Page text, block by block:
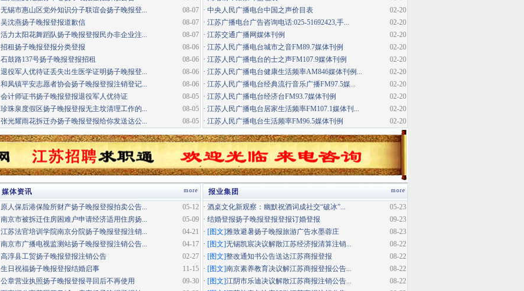
08-07
无锡市惠山区党外知识分子联谊会扬子晚报登...
08-07
吴沈燕扬子晚报登报道歉信
08-07
活力太阳花舞蹈队扬子晚报登报民办非企业注...
08-06
招租扬子晚报登报分类登报
08-06
石鼓路137号扬子晚报登报招租
08-06
退役军人优待证丢失出生医学证明扬子晚报登...
08-06
和凤镇平安志愿者协会扬子晚报登报注销登记...
08-05
会计师证书扬子晚报登报退役军人优待证
08-05
珍珠泉度假区扬子晚报登报无主坟清理工作的...
08-05
张光耀雨花拆迁办扬子晚报登报给你发送达公...
02-20
· 中央人民广播电台中国之声价目表
02-20
· 江苏广播电台广告咨询电话:025-51692423,手...
02-20
· 江苏交通广播网媒体刊例
02-20
· 江苏人民广播电台城市之音FM89.7媒体刊例
02-20
· 江苏人民广播电台的士之声FM107.9媒体刊例
02-20
· 江苏人民广播电台健康生活频率AM846媒体刊例...
02-20
· 江苏人民广播电台经典流行音乐广播FM97.5媒...
02-20
· 江苏人民广播电台经济台FM93.7媒体刊例
02-20
· 江苏人民广播电台居家生活频率FM107.1媒体刊...
02-20
· 江苏人民广播电台生活频率FM96.5媒体刊例
more
媒体资讯 more
报业集团
05-12
原人保后港保险所财产扬子晚报登报拍卖公告...
05-09
南京市被拆迁住房困难户申请经济适用住房扬...
04-21
江苏法官培训学院南京分院扬子晚报登报注销...
04-17
南京市广播电视监测站扬子晚报登报注销公告...
02-27
高淳县工贸扬子晚报登报注销公告
11-15
生日祝福扬子晚报登报结婚启事
09-30
公章营业执照扬子晚报登报寻回后不再使用
05-23
· 酒桌文化新观察：幽默祝酒词成社交“破冰”...
09-23
· 结婚登报扬子晚报登报登报订婚登报
08-23
· [图文]雅致避暑扬子晚报旅游广告水墨蓉庄
08-22
· [图文]无锡凯宸决议解散江苏经济报清算注销...
08-22
· [图文]整改通知书公告送达江苏商报登报
08-22
· [图文]南京素养教育决议解江苏商报登报公告...
08-22
· [图文]江阴市乐迪决议解散江苏商报注销公告...